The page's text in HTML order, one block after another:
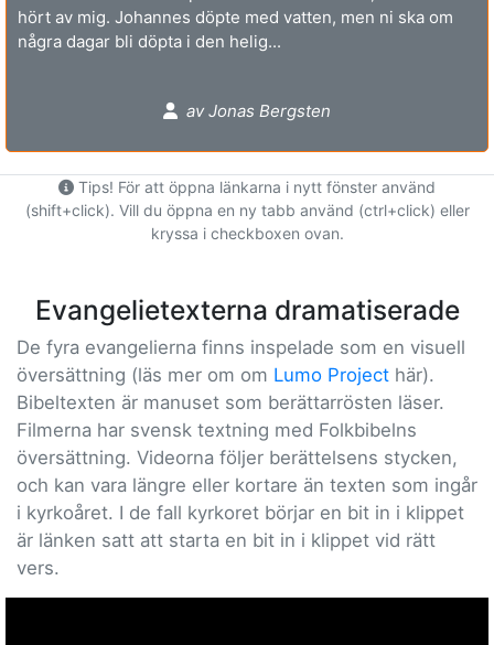
hört av mig. Johannes döpte med vatten, men ni ska om
några dagar bli döpta i den helig...
av Jonas Bergsten
Tips! För att öppna länkarna i nytt fönster använd
(shift+click). Vill du öppna en ny tabb använd (ctrl+click) eller
kryssa i checkboxen ovan.
Evangelietexterna dramatiserade
De fyra evangelierna finns inspelade som en visuell
översättning (läs mer om om Lumo Project här).
Bibeltexten är manuset som berättarrösten läser.
Filmerna har svensk textning med Folkbibelns
översättning. Videorna följer berättelsens stycken,
och kan vara längre eller kortare än texten som ingår
i kyrkoåret. I de fall kyrkoret börjar en bit in i klippet
är länken satt att starta en bit in i klippet vid rätt
vers.